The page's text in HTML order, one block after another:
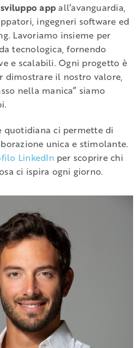
appall’avanguardia,
ingegneri software ed
Lavoriamo insieme per
tecnologica, fornendo
e scalabili. Ogni progetto è
dimostrare il nostro valore,
nella manica” siamo
quotidiana ci permette di
unica e stimolante.
LinkedIn per scoprire chi
ci ispira ogni giorno.